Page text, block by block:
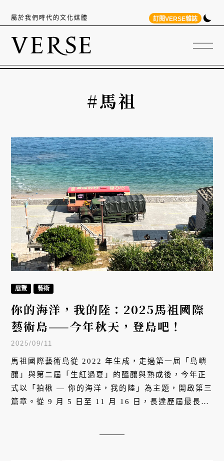
屬於我們時代的文化媒體 訂閱VERSE雜誌
#馬祖
展覽 藝術
你的海洋，我的陸：2025馬祖國際
藝術島——今年秋天，登島吧！
2025/09/11
馬祖國際藝術島從 2022 年生成，走過第一屆「島嶼
釀」與第二屆「生紅過夏」的醞釀與熟成後，今年正
式以「拍楸 — 你的海洋，我的陸」為主題，開啟第三
篇章。從 9 月 5 日至 11 月 16 日，長達歷屆最長的